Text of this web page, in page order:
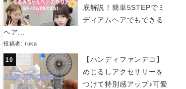
底解説！簡単5STEPでミ
ディアムヘアでもできる
ヘア...
投稿者: ruka
【ハンディファンデコ】
めじるしアクセサリーを
つけて特別感アップ♪可愛